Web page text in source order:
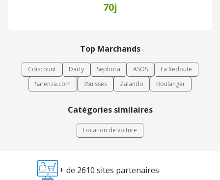
70j
Top Marchands
Cdiscount Darty Sephora ASOS
La Redoute
Sarenza.com
3Suisses Zalando Boulanger
Catégories similaires
Location de voiture
+ de 2610 sites partenaires